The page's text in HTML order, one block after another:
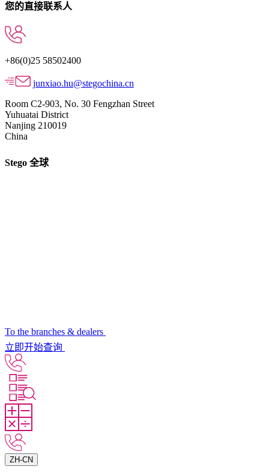
您的直接联系人
+86(0)25 58502400
junxiao.hu@stegochina.cn
Room C2-903, No. 30 Fengzhan Street
Yuhuatai District
Nanjing 210019
China
Stego 全球
To the branches & dealers
立即开始查询
ZH-CN